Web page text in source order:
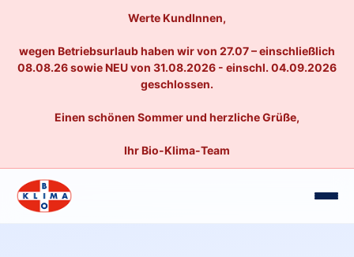
Werte KundInnen,
wegen Betriebsurlaub haben wir von 27.07 – einschließlich
08.08.26 sowie NEU von 31.08.2026 - einschl. 04.09.2026
geschlossen.
Einen schönen Sommer und herzliche Grüße,
Ihr Bio-Klima-Team